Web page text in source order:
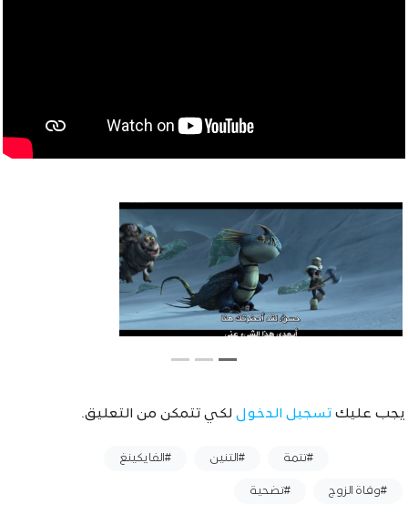
يجب عليك تسجيل الدخول لكي تتمكن من التعليق.
#تتمة #التنين #الفايكينغ
#وفاة الزوج #تضحية